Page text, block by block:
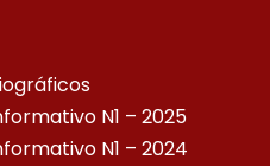
N1 – 2025
N1 – 2024